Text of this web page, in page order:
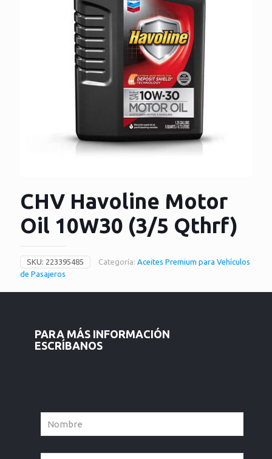
CHV Havoline Motor
Oil 10W30 (3/5 Qthrf)
SKU: 223395485 Categoría: Aceites Premium para Vehículos
de Pasajeros
PARA MÁS INFORMACIÓN
ESCRÍBANOS